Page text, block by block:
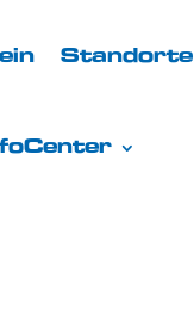
Standorte